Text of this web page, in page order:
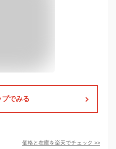
プでみる
価格と在庫を楽天でチェック >>